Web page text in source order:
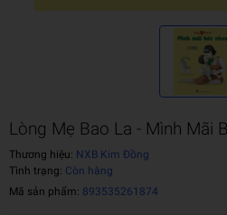
Lòng Mẹ Bao La - Mình Mãi
Thương hiệu: NXB Kim Đồng
Tình trạng: Còn hàng
Mã sản phẩm: 893535261874